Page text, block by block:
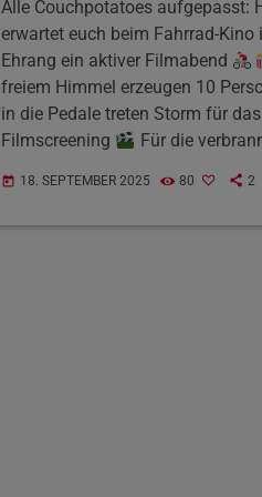
Alle Couchpotatoes aufgepasst:
erwartet euch beim Fahrrad-Kino
Ehrang ein aktiver Filmabend
freiem Himmel erzeugen 10
in die Pedale treten Storm für das
Filmscreening
Für die
Snacks. Der Eintritt ist frei und der
beginnt ab 20 Uhr !
today 18. SEPTEMBER 2025 80 2